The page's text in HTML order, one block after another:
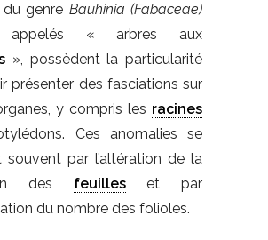
genre Bauhinia (Fabaceae)
appelés « arbres aux
», possèdent la particularité
présenter des fasciations sur
y compris les racines
Ces anomalies se
souvent par l’altération de la
des feuilleset par
du nombre des folioles.